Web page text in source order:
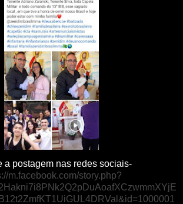
a postagem nas redes sociais-
m.facebook.com/story.php?